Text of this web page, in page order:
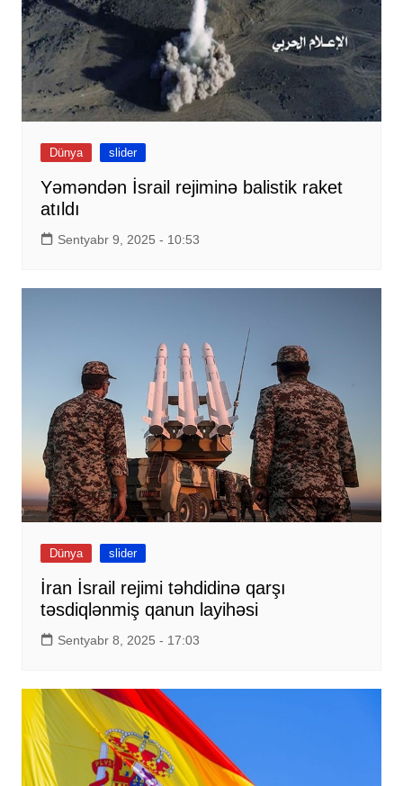
Dünya slider
Yəməndən İsrail rejiminə balistik raket
atıldı
Sentyabr 9, 2025 - 10:53
Dünya slider
İran İsrail rejimi təhdidinə qarşı
təsdiqlənmiş qanun layihəsi
Sentyabr 8, 2025 - 17:03